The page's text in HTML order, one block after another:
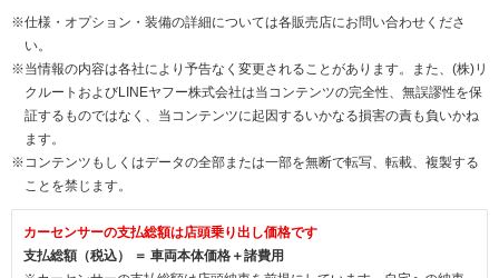
※仕様・オプション・装備の詳細については各販売店にお問い合わせくださ
い。
※当情報の内容は各社により予告なく変更されることがあります。また、(株)リ
クルートおよびLINEヤフー株式会社は当コンテンツの完全性、無誤謬性を保
証するものではなく、当コンテンツに起因するいかなる損害の責も負いかね
ます。
※コンテンツもしくはデータの全部または一部を無断で転写、転載、複製する
ことを禁じます。
カーセンサーの支払総額は店頭乗り出し価格です
支払総額（税込） ＝ 車両本体価格＋諸費用